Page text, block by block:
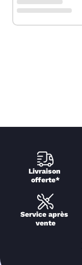
Livraison
offerte*
Service après
vente